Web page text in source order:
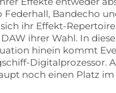
Federhall, Bandecho
ihr Effekt-
ihrer Wahl. In diese
hinein kommt
Digitalprozessor.
noch einen Platz